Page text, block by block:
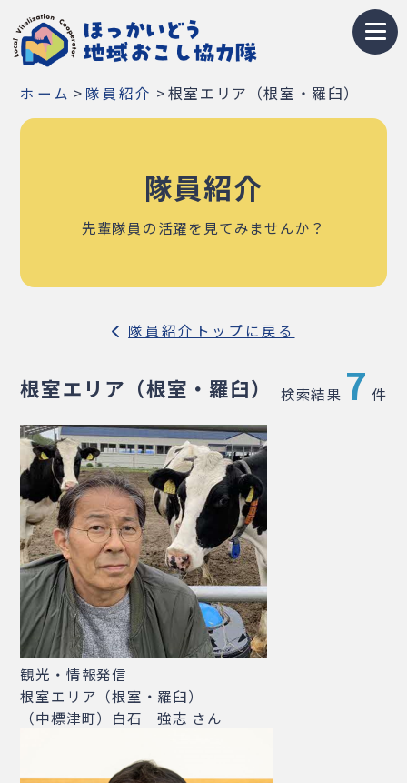
トップページ
隊員紹介
地域紹介
Q&A
・相談窓口・お問合せ・リンク集
・プライバシーポリシー
・サイトマップ
ホーム > 隊員紹介 >根室エリア（根室・羅臼）
隊員紹介
先輩隊員の活躍を見てみませんか？
隊員紹介トップに戻る
根室エリア（根室・羅臼） 検索結果 7 件
観光・情報発信
根室エリア（根室・羅臼）
（中標津町）白石 強志 さん